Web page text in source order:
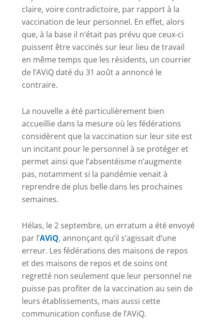
claire, voire contradictoire, par rapport à la
vaccination de leur personnel. En effet, alors
que, à la base il n’était pas prévu que ceux-ci
puissent être vaccinés sur leur lieu de travail
en même temps que les résidents, un courrier
de l’AViQ daté du 31 août a annoncé le
contraire.
La nouvelle a été particulièrement bien
accueillie dans la mesure où les fédérations
considèrent que la vaccination sur leur site est
un incitant pour le personnel à se protéger et
permet ainsi que l’absentéisme n’augmente
pas, notamment si la pandémie venait à
reprendre de plus belle dans les prochaines
semaines.
Hélas, le 2 septembre, un erratum a été envoyé
par l’AViQ, annonçant qu’il s’agissait d’une
erreur. Les fédérations des maisons de repos
et des maisons de repos et de soins ont
regretté non seulement que leur personnel ne
puisse pas profiter de la vaccination au sein de
leurs établissements, mais aussi cette
communication confuse de l’AViQ.